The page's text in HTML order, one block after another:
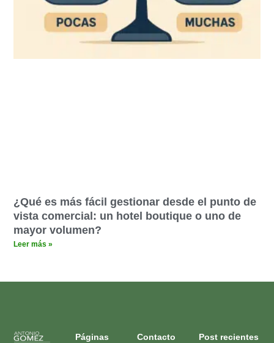
¿Qué es más fácil gestionar desde el punto de
vista comercial: un hotel boutique o uno de
mayor volumen?
Leer más »
Páginas​ Contacto Post recientes